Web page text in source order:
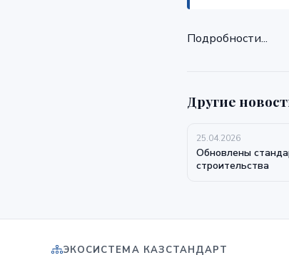
Подробности...
Другие
25.04.2026
Обновлены
строительства
ЭКОСИСТЕМА КАЗСТАНДАРТ